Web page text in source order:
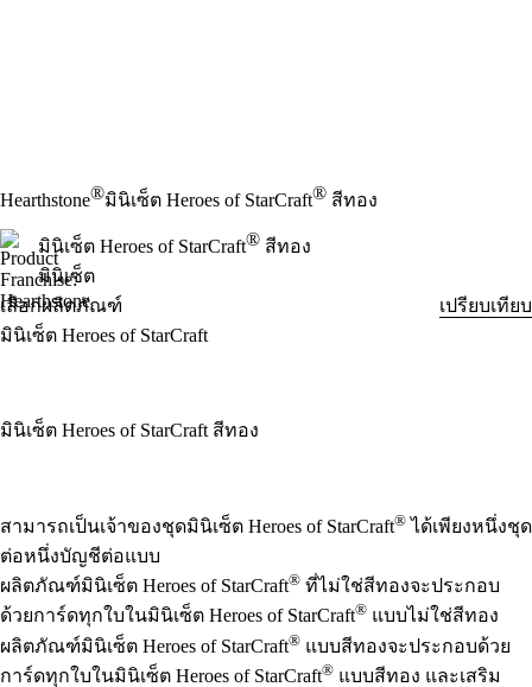
Hearthstone®มินิเซ็ต Heroes of StarCraft® สีทอง
มินิเซ็ต Heroes of StarCraft® สีทอง
มินิเซ็ต
เลือกผลิตภัณฑ์
เปรียบเทียบ
มินิเซ็ต Heroes of StarCraft
มินิเซ็ต Heroes of StarCraft สีทอง
Available actions
สามารถเป็นเจ้าของชุดมินิเซ็ต Heroes of StarCraft® ได้เพียงหนึ่งชุด
ต่อหนึ่งบัญชีต่อแบบ
ผลิตภัณฑ์มินิเซ็ต Heroes of StarCraft® ที่ไม่ใช่สีทองจะประกอบ
ด้วยการ์ดทุกใบในมินิเซ็ต Heroes of StarCraft® แบบไม่ใช่สีทอง
ผลิตภัณฑ์มินิเซ็ต Heroes of StarCraft® แบบสีทองจะประกอบด้วย
การ์ดทุกใบในมินิเซ็ต Heroes of StarCraft® แบบสีทอง และเสริม